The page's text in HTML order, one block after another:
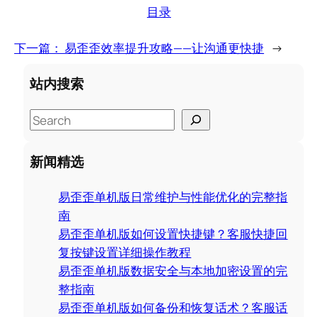
目录
下一篇： 易歪歪效率提升攻略——让沟通更快捷 →
站内搜索
S
e
a
r
新闻精选
易歪歪单机版日常维护与性能优化的完整指
南
易歪歪单机版如何设置快捷键？客服快捷回
复按键设置详细操作教程
易歪歪单机版数据安全与本地加密设置的完
整指南
易歪歪单机版如何备份和恢复话术？客服话